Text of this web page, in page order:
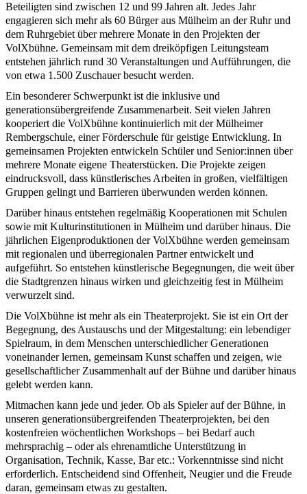
Beteiligten sind zwischen 12 und 99 Jahren alt. Jedes Jahr
engagieren sich mehr als 60 Bürger aus Mülheim an der Ruhr und
dem Ruhrgebiet über mehrere Monate in den Projekten der
VolXbühne. Gemeinsam mit dem dreiköpfigen Leitungsteam
entstehen jährlich rund 30 Veranstaltungen und Aufführungen, die
von etwa 1.500 Zuschauer besucht werden.
Ein besonderer Schwerpunkt ist die inklusive und
generationsübergreifende Zusammenarbeit. Seit vielen Jahren
kooperiert die VolXbühne kontinuierlich mit der Mülheimer
Rembergschule, einer Förderschule für geistige Entwicklung. In
gemeinsamen Projekten entwickeln Schüler und Senior:innen über
mehrere Monate eigene Theaterstücken. Die Projekte zeigen
eindrucksvoll, dass künstlerisches Arbeiten in großen, vielfältigen
Gruppen gelingt und Barrieren überwunden werden können.
Darüber hinaus entstehen regelmäßig Kooperationen mit Schulen
sowie mit Kulturinstitutionen in Mülheim und darüber hinaus. Die
jährlichen Eigenproduktionen der VolXbühne werden gemeinsam
mit regionalen und überregionalen Partner entwickelt und
aufgeführt. So entstehen künstlerische Begegnungen, die weit über
die Stadtgrenzen hinaus wirken und gleichzeitig fest in Mülheim
verwurzelt sind.
Die VolXbühne ist mehr als ein Theaterprojekt. Sie ist ein Ort der
Begegnung, des Austauschs und der Mitgestaltung: ein lebendiger
Spielraum, in dem Menschen unterschiedlicher Generationen
voneinander lernen, gemeinsam Kunst schaffen und zeigen, wie
gesellschaftlicher Zusammenhalt auf der Bühne und darüber hinaus
gelebt werden kann.
Mitmachen kann jede und jeder. Ob als Spieler auf der Bühne, in
unseren generationsübergreifenden Theaterprojekten, bei den
kostenfreien wöchentlichen Workshops – bei Bedarf auch
mehrsprachig – oder als ehrenamtliche Unterstützung in
Organisation, Technik, Kasse, Bar etc.: Vorkenntnisse sind nicht
erforderlich. Entscheidend sind Offenheit, Neugier und die Freude
daran, gemeinsam etwas zu gestalten.